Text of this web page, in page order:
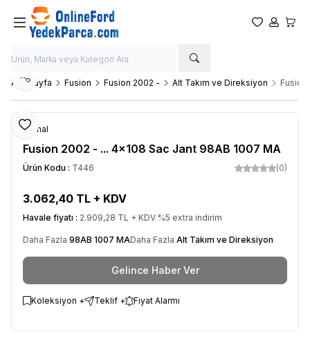
Favorilerim
Hesabım
Ana Sayfa Fusion Fusion 2002 - Alt Takım ve Direksiyon Fusion
Favoriye Ekle
Paylaş
Orjinal
Fusion 2002 - ... 4x108 Sac Jant 98AB 1007 MA
Ürün Kodu : T446 (0)
3.062,40 TL + KDV
Havale fiyatı : 2.909,28 TL + KDV %5 extra indirim
Daha Fazla 98AB 1007 MADaha Fazla Alt Takım ve Direksiyon
Gelince Haber Ver
Koleksiyon + Teklif + Fiyat Alarmı